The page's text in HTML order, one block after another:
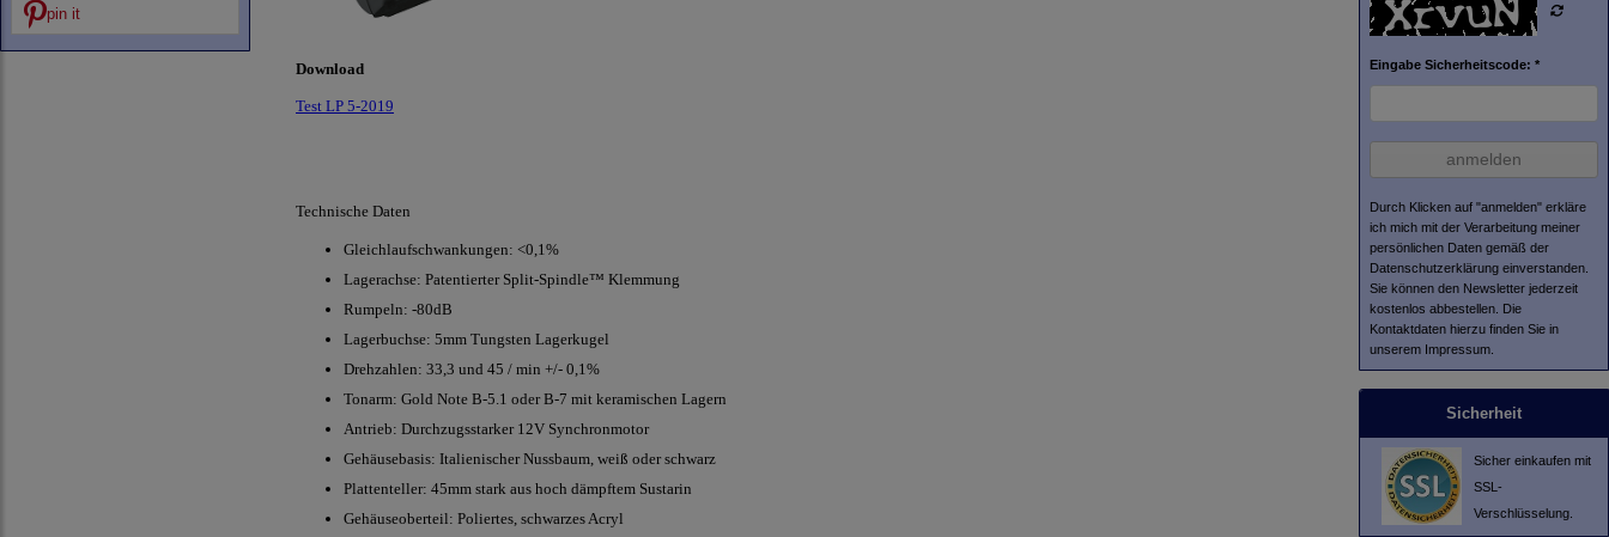
pin it
Download
Test LP 5-2019
Technische Daten
Gleichlaufschwankungen: <0,1%
Lagerachse: Patentierter Split-Spindle™ Klemmung
Rumpeln: -80dB
Lagerbuchse: 5mm Tungsten Lagerkugel
Drehzahlen: 33,3 und 45 / min +/- 0,1%
Tonarm: Gold Note B-5.1 oder B-7 mit keramischen Lagern
Antrieb: Durchzugsstarker 12V Synchronmotor
Gehäusebasis: Italienischer Nussbaum, weiß oder schwarz
Plattenteller: 45mm stark aus hoch dämpftem Sustarin
Gehäuseoberteil: Poliertes, schwarzes Acryl
Eingabe Sicherheitscode: *
anmelden
Durch Klicken auf "anmelden" erkläre
ich mich mit der Verarbeitung meiner
persönlichen Daten gemäß der
Datenschutzerklärung einverstanden.
Sie können den Newsletter jederzeit
kostenlos abbestellen. Die
Kontaktdaten hierzu finden Sie in
unserem Impressum.
Sicherheit
Sicher einkaufen mit
SSL-
Verschlüsselung.